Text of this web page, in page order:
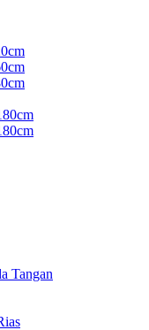
Tangan